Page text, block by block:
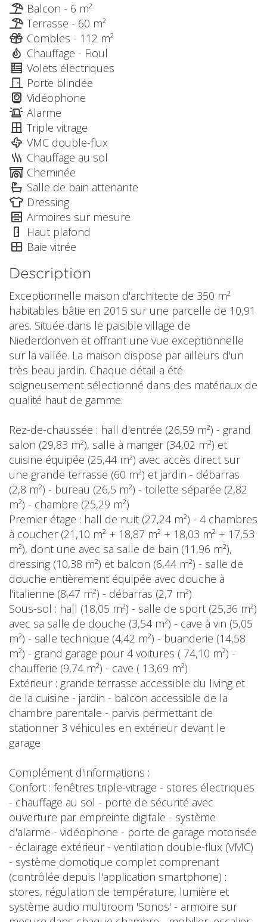
Balcon - 6 m²
Terrasse - 60 m²
Combles - 112 m²
Chauffage - Fioul
Volets électriques
Porte blindée
Vidéophone
Alarme
Triple vitrage
VMC double-flux
Chauffage au sol
Cheminée
Salle de bain attenante
Dressing
Armoires sur mesure
Haut plafond
Baie vitrée
Description
Exceptionnelle maison d'architecte de 350 m²
habitables bâtie en 2015 sur une parcelle de 10,91
ares. Située dans le paisible village de
Niederdonven et offrant une vue exceptionnelle
sur la vallée. La maison dispose par ailleurs d'un
très beau jardin. Chaque détail a été
soigneusement sélectionné dans des matériaux de
qualité haut de gamme.
Rez-de-chaussée : hall d'entrée (26,59 m²) - grand
salon (29,83 m²), salle à manger (34,02 m²) et
cuisine équipée (25,44 m²) avec accès direct sur
une grande terrasse (60 m²) et jardin - débarras
(2,8 m²) - bureau (26,5 m²) - toilette séparée (2,82
m²) - chambre (25,29 m²)
Premier étage : hall de nuit (27,24 m²) - 4 chambres
à coucher (21,10 m² + 18,87 m² + 18,03 m² + 17,53
m²), dont une avec sa salle de bain (11,96 m²),
dressing (10,38 m²) et balcon (6,44 m²) - salle de
douche entièrement équipée avec douche à
l'italienne (8,47 m²) - débarras (2,7 m²)
Sous-sol : hall (18,05 m²) - salle de sport (25,36 m²)
avec sa salle de douche (3,54 m²) - cave à vin (5,05
m²) - salle technique (4,42 m²) - buanderie (14,58
m²) - grand garage pour 4 voitures ( 74,10 m²) -
chaufferie (9,74 m²) - cave ( 13,69 m²)
Extérieur : grande terrasse accessible du living et
de la cuisine - jardin - balcon accessible de la
chambre parentale - parvis permettant de
stationner 3 véhicules en extérieur devant le
garage
Complément d'informations :
Confort : fenêtres triple-vitrage - stores électriques
- chauffage au sol - porte de sécurité avec
ouverture par empreinte digitale - système
d'alarme - vidéophone - porte de garage motorisée
- éclairage extérieur - ventilation double-flux (VMC)
- système domotique complet comprenant
(contrôlée depuis l'application smartphone) :
stores, régulation de température, lumière et
système audio multiroom 'Sonos' - armoire sur